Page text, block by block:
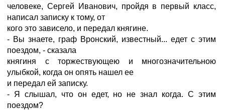
человеке, Сергей Иванович, пройдя в первый класс,
написал записку к тому, от
кого это зависело, и передал княгине.
- Вы знаете, граф Вронский, известный... едет с этим
поездом, - сказала
княгиня с торжествующею и многозначительною
улыбкой, когда он опять нашел ее
и передал ей записку.
- Я слышал, что он едет, но не знал когда. С этим
поездом?